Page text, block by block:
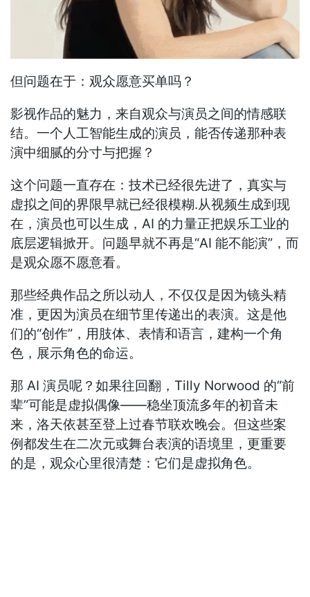
但问题在于：观众愿意买单吗？
影视作品的魅力，来自观众与演员之间的情感联
结。一个人工智能生成的演员，能否传递那种表
演中细腻的分寸与把握？
这个问题一直存在：技术已经很先进了，真实与
虚拟之间的界限早就已经很模糊.从视频生成到现
在，演员也可以生成，AI 的力量正把娱乐工业的
底层逻辑掀开。问题早就不再是“AI 能不能演”，而
是观众愿不愿意看。
那些经典作品之所以动人，不仅仅是因为镜头精
准，更因为演员在细节里传递出的表演。这是他
们的“创作”，用肢体、表情和语言，建构一个角
色，展示角色的命运。
那 AI 演员呢？如果往回翻，Tilly Norwood 的“前
辈”可能是虚拟偶像——稳坐顶流多年的初音未
来，洛天依甚至登上过春节联欢晚会。但这些案
例都发生在二次元或舞台表演的语境里，更重要
的是，观众心里很清楚：它们是虚拟角色。